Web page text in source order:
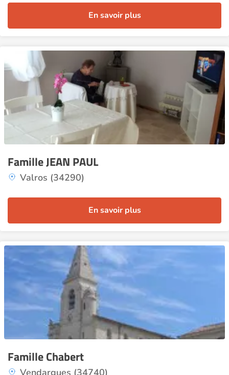
En savoir plus
Famille JEAN PAUL
Valros (34290)
En savoir plus
Famille Chabert
Vendargues (34740)